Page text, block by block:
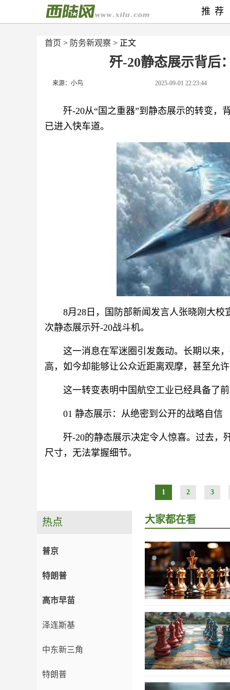
首页 > 防务新观察 > 正文
歼-20静态展示背后
来源：小鸟 2025-09-01 22:23:44
歼-20从“国之重器”到静态展示的转变，
已进入快车道。
8月28日，国防部新闻发言人张晓刚大
次静态展示歼-20战斗机。
这一消息在军迷圈引发轰动。长期以来
高，如今却能够让公众近距离观摩，甚至允
这一转变表明中国航空工业已经具备了
01 静态展示：从绝密到公开的战略自信
歼-20的静态展示决定令人惊喜。过去，
尺寸，无法掌握细节。
1 2 3
推荐
热点
普京
特朗普
高市早苗
泽连斯基
中东新三角
特朗普
大家都在看